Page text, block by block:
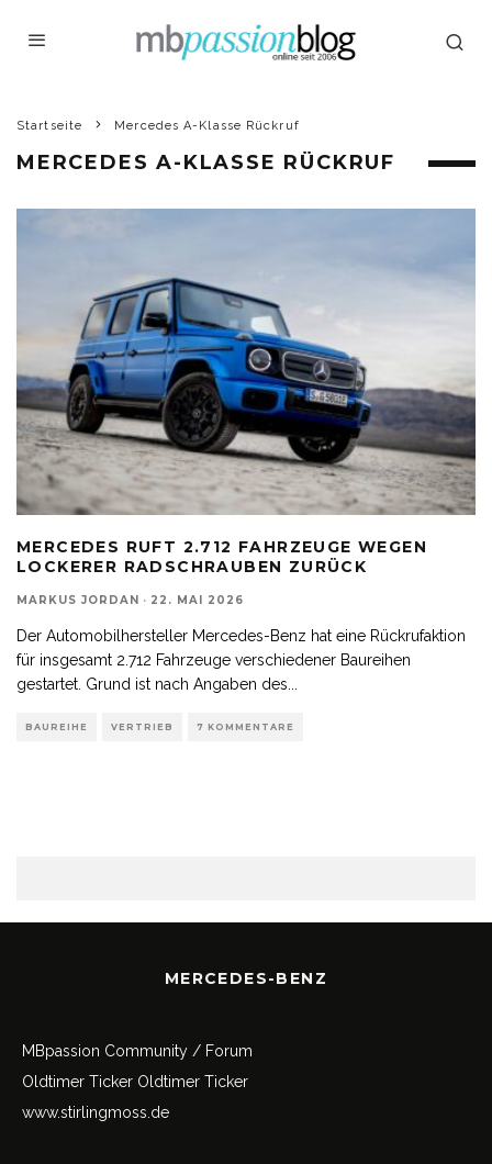
Startseite Mercedes A-Klasse Rückruf
MERCEDES A-KLASSE RÜCKRUF
MERCEDES RUFT 2.712 FAHRZEUGE WEGEN
LOCKERER RADSCHRAUBEN ZURÜCK
MARKUS JORDAN · 22. MAI 2026
Der Automobilhersteller Mercedes-Benz hat eine Rückrufaktion
für insgesamt 2.712 Fahrzeuge verschiedener Baureihen
gestartet. Grund ist nach Angaben des
BAUREIHE VERTRIEB 7 KOMMENTARE
MERCEDES-BENZ
MBpassion Community / Forum
Oldtimer Ticker Oldtimer Ticker
www.stirlingmoss.de